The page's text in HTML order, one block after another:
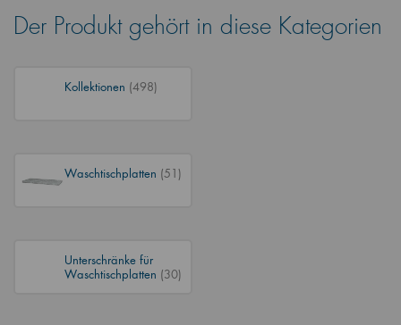
Der Produkt gehört in diese Kategorien
Kollektionen (498)
Waschtischplatten (51)
Unterschränke für
Waschtischplatten (30)